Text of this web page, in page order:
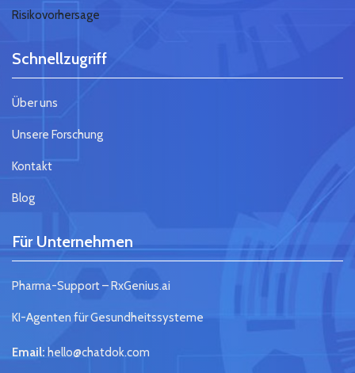
Risikovorhersage
Schnellzugriff
Über uns
Unsere Forschung
Kontakt
Blog
Für Unternehmen
Pharma-Support – RxGenius.ai
KI-Agenten für Gesundheitssysteme
Email: hello@chatdok.com